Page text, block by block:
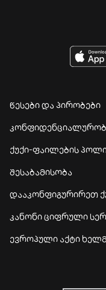
წესები და პირობები
ქუქი-ფაილების
შესაბამისობა
დააკონფიგურირეთ
კანონი ციფრული
ევროპული აქტი